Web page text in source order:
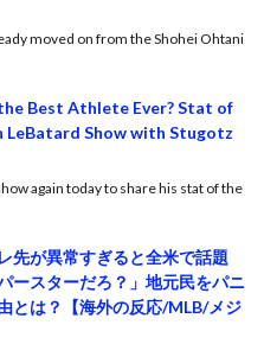
moved on from the Shohei Ohtani
Best Athlete Ever? Stat of
LeBatard Show with Stugotz
again today to share his stat of the
先が異常すぎると全米で話題
ースターだろ？」地元民をパニ
とは？【海外の反応/MLB/メジ